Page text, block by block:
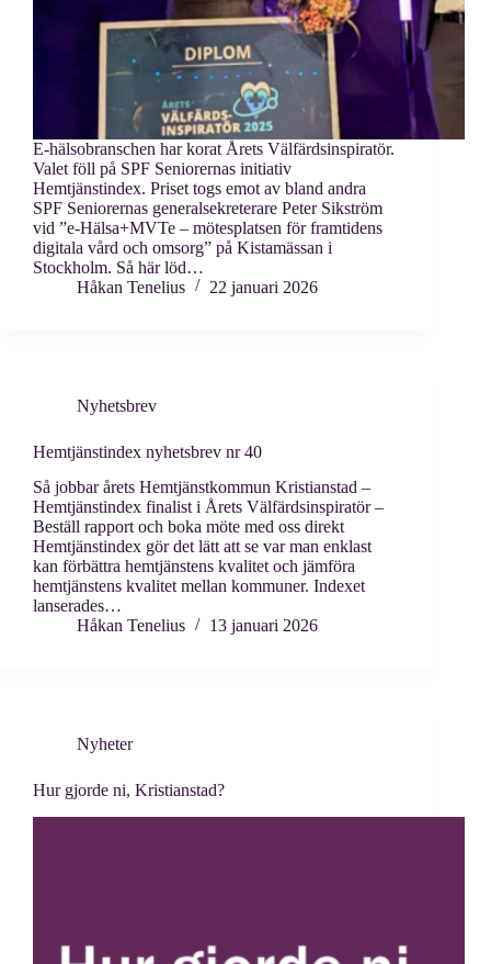
E-hälsobranschen har korat Årets Välfärdsinspiratör.
Valet föll på SPF Seniorernas initiativ
Hemtjänstindex. Priset togs emot av bland andra
SPF Seniorernas generalsekreterare Peter Sikström
vid ”e-Hälsa+MVTe – mötesplatsen för framtidens
digitala vård och omsorg” på Kistamässan i
Stockholm. Så här löd…
Håkan Tenelius
22 januari 2026
Nyhetsbrev
Hemtjänstindex nyhetsbrev nr 40
Så jobbar årets Hemtjänstkommun Kristianstad –
Hemtjänstindex finalist i Årets Välfärdsinspiratör –
Beställ rapport och boka möte med oss direkt
Hemtjänstindex gör det lätt att se var man enklast
kan förbättra hemtjänstens kvalitet och jämföra
hemtjänstens kvalitet mellan kommuner. Indexet
lanserades…
Håkan Tenelius
13 januari 2026
Nyheter
Hur gjorde ni, Kristianstad?